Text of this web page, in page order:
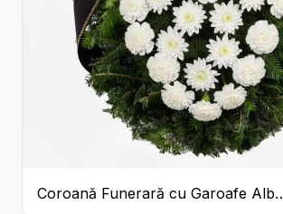
Coroană Funerară cu Garoafe Albe